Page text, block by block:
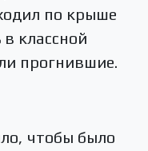
по крыше
классной
прогнившие.
чтобы было